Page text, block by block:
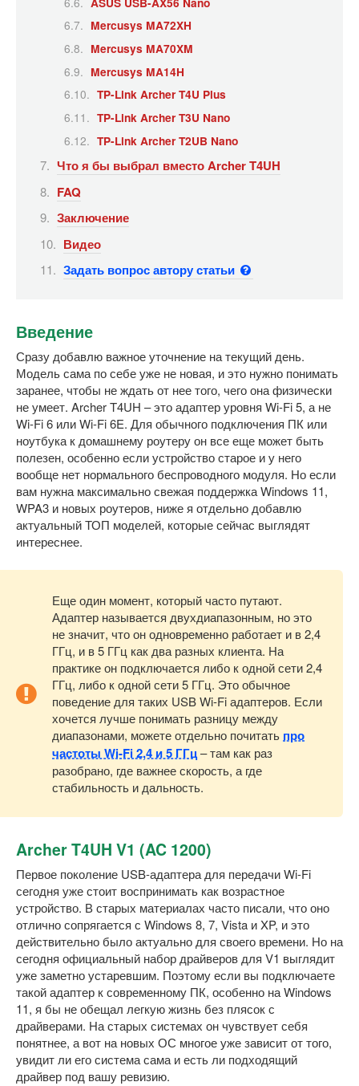
Mercusys MA72XH
Mercusys MA70XM
Mercusys MA14H
TP-Link Archer T4U Plus
TP-Link Archer T3U Nano
TP-Link Archer T2UB Nano
Что я бы выбрал вместо Archer T4UH
FAQ
Заключение
Видео
Задать вопрос автору статьи
Введение
Сразу добавлю важное уточнение на текущий день.
Модель сама по себе уже не новая, и это нужно понимать
заранее, чтобы не ждать от нее того, чего она физически
не умеет. Archer T4UH – это адаптер уровня Wi-Fi 5, а не
Wi-Fi 6 или Wi-Fi 6E. Для обычного подключения ПК или
ноутбука к домашнему роутеру он все еще может быть
полезен, особенно если устройство старое и у него
вообще нет нормального беспроводного модуля. Но если
вам нужна максимально свежая поддержка Windows 11,
WPA3 и новых роутеров, ниже я отдельно добавлю
актуальный ТОП моделей, которые сейчас выглядят
интереснее.
Еще один момент, который часто путают.
Адаптер называется двухдиапазонным, но это
не значит, что он одновременно работает и в 2,4
ГГц, и в 5 ГГц как два разных клиента. На
практике он подключается либо к одной сети 2,4
ГГц, либо к одной сети 5 ГГц. Это обычное
поведение для таких USB Wi-Fi адаптеров. Если
хочется лучше понимать разницу между
диапазонами, можете отдельно почитатьпро
частоты Wi-Fi 2,4 и 5 ГГц– там как раз
разобрано, где важнее скорость, а где
стабильность и дальность.
Archer T4UH V1 (AC 1200)
Первое поколение USB-адаптера для передачи Wi-Fi
сегодня уже стоит воспринимать как возрастное
устройство. В старых материалах часто писали, что оно
отлично сопрягается с Windows 8, 7, Vista и XP, и это
действительно было актуально для своего времени. Но на
сегодня официальный набор драйверов для V1 выглядит
уже заметно устаревшим. Поэтому если вы подключаете
такой адаптер к современному ПК, особенно на Windows
11, я бы не обещал легкую жизнь без плясок с
драйверами. На старых системах он чувствует себя
понятнее, а вот на новых ОС многое уже зависит от того,
увидит ли его система сама и есть ли подходящий
драйвер под вашу ревизию.